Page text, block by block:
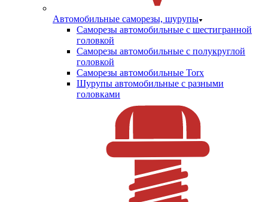
Автомобильные саморезы, шурупы
Саморезы автомобильные с шестигранной
головкой
Саморезы автомобильные с полукруглой
головкой
Саморезы автомобильные Torx
Шурупы автомобильные с разными
головками